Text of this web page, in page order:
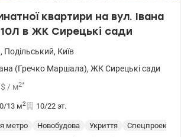
квартири на вул. Івана
10Л в ЖК Сирецькі сади
, Подільський, Київ
(Гречко Маршала), ЖК Сирецькі сади
$ / м2*
13 м2 10/22 эт.
метро Новобудова Укриття Спецпроект